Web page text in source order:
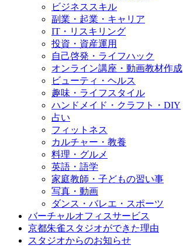
ビジネススキル
副業・起業・キャリア
IT・リスキリング
投資・資産運用
自己啓発・ライフハック
オンライン講座・動画教材作成
ビューティ・ヘルス
趣味・ライフスタイル
ハンドメイド・クラフト・DIY
占い
フィットネス
カルチャー・教養
料理・グルメ
英語・語学
家庭教師・子どもの習い事
写真・動画
ダンス・バレエ・スポーツ
バーチャルオフィスサービス
京都朱雀スタジオができた理由
スタジオからのお知らせ